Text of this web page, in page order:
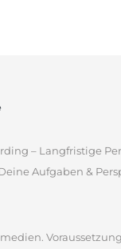
– Langfristige
Aufgaben &